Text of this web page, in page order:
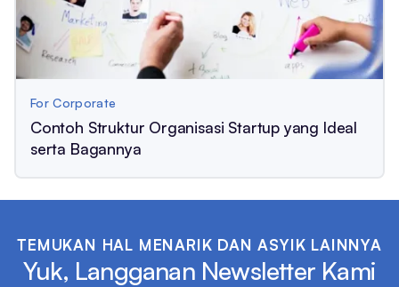
For Corporate
Contoh Struktur Organisasi Startup yang Ideal
serta Bagannya
TEMUKAN HAL MENARIK DAN ASYIK LAINNYA
Yuk, Langganan Newsletter Kami